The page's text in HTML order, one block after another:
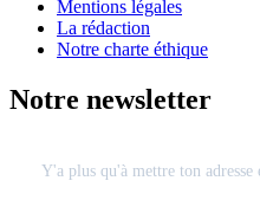
Mentions légales
La rédaction
Notre charte éthique
Notre newsletter